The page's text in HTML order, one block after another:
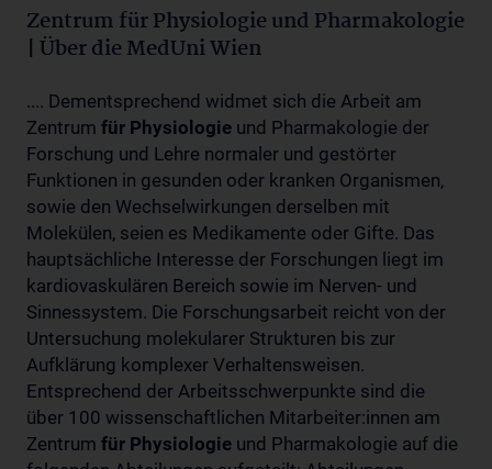
Zentrum für Physiologie und Pharmakologie
| Über die MedUni Wien
.... Dementsprechend widmet sich die Arbeit am
Zentrum für Physiologie und Pharmakologie der
Forschung und Lehre normaler und gestörter
Funktionen in gesunden oder kranken Organismen,
sowie den Wechselwirkungen derselben mit
Molekülen, seien es Medikamente oder Gifte. Das
hauptsächliche Interesse der Forschungen liegt im
kardiovaskulären Bereich sowie im Nerven- und
Sinnessystem. Die Forschungsarbeit reicht von der
Untersuchung molekularer Strukturen bis zur
Aufklärung komplexer Verhaltensweisen.
Entsprechend der Arbeitsschwerpunkte sind die
über 100 wissenschaftlichen Mitarbeiter:innen am
Zentrum für Physiologie und Pharmakologie auf die